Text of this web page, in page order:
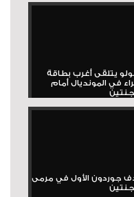
يتلقى أغرب بطاقة
في المونديال أمام
جوردون الأول في مرمى